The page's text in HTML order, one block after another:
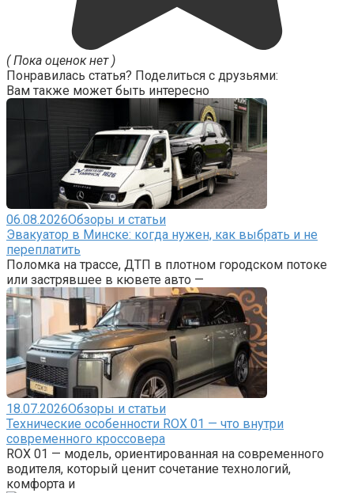
( Пока оценок нет )
Понравилась статья? Поделиться с друзьями:
Вам также может быть интересно
06.08.2026Обзоры и статьи
Эвакуатор в Минске: когда нужен, как выбрать и не
переплатить
Поломка на трассе, ДТП в плотном городском потоке
или застрявшее в кювете авто —
18.07.2026Обзоры и статьи
Технические особенности ROX 01 — что внутри
современного кроссовера
ROX 01 — модель, ориентированная на современного
водителя, который ценит сочетание технологий,
комфорта и